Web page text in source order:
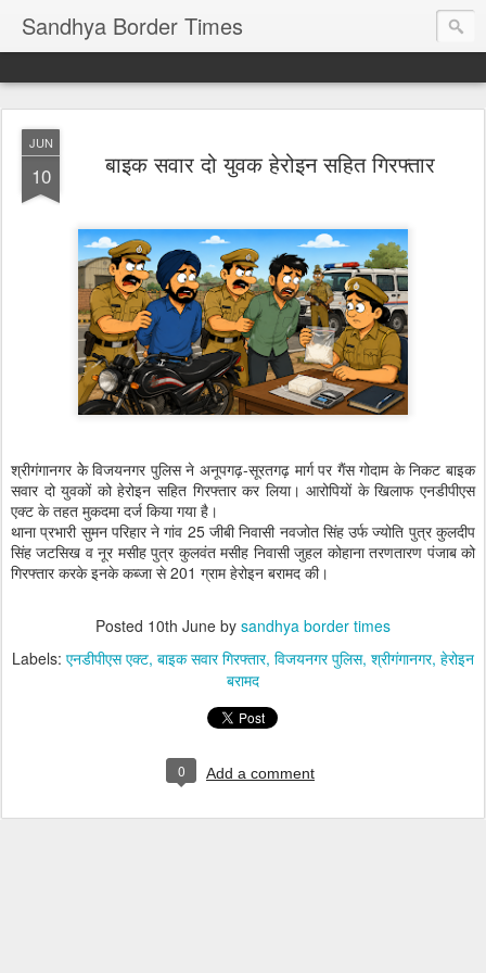
Sandhya Border Times
JUN
10 बाइक सवार दो युवक हेरोइन सहित गिरफ्तार
श्रीगंगानगर केे विजयनगर पुलिस ने अनूपगढ़-सूरतगढ़ मार्ग पर गैंस गोदाम के निकट बाइक
सवार दो युवकों को हेरोइन सहित गिरफ्तार कर लिया। आरोपियों के खिलाफ एनडीपीएस
एक्ट के तहत मुकदमा दर्ज किया गया है।
थाना प्रभारी सुमन परिहार ने गांव 25 जीबी निवासी नवजोत सिंह उर्फ ज्योति पुत्र कुलदीप
सिंह जटसिख व नूर मसीह पुत्र कुलवंत मसीह निवासी जुहल कोहाना तरणतारण पंजाब को
गिरफ्तार करके इनके कब्जा से 201 ग्राम हेरोइन बरामद की।
Posted 10th June by sandhya border times
Labels: एनडीपीएस एक्ट बाइक सवार गिरफ्तार विजयनगर पुलिस श्रीगंगानगर हेरोइन
बरामद
0 Add a comment